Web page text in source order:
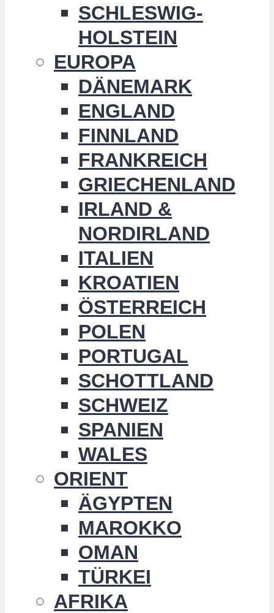
SCHLESWIG-
HOLSTEIN
EUROPA
DÄNEMARK
ENGLAND
FINNLAND
FRANKREICH
GRIECHENLAND
IRLAND &
NORDIRLAND
ITALIEN
KROATIEN
ÖSTERREICH
POLEN
PORTUGAL
SCHOTTLAND
SCHWEIZ
SPANIEN
WALES
ORIENT
ÄGYPTEN
MAROKKO
OMAN
TÜRKEI
AFRIKA